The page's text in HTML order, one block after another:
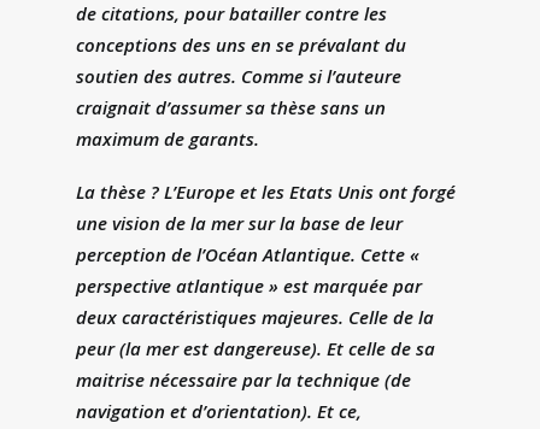
de citations, pour batailler contre les
conceptions des uns en se prévalant du
soutien des autres. Comme si l’auteure
craignait d’assumer sa thèse sans un
maximum de garants.
La thèse ? L’Europe et les Etats Unis ont forgé
une vision de la mer sur la base de leur
perception de l’Océan Atlantique. Cette «
perspective atlantique » est marquée par
deux caractéristiques majeures. Celle de la
peur (la mer est dangereuse). Et celle de sa
maitrise nécessaire par la technique (de
navigation et d’orientation). Et ce,